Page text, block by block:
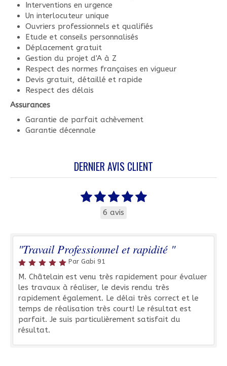
Interventions en urgence
Un interlocuteur unique
Ouvriers professionnels et qualifiés
Etude et conseils personnalisés
Déplacement gratuit
Gestion du projet d'A à Z
Respect des normes françaises en vigueur
Devis gratuit, détaillé et rapide
Respect des délais
Assurances
Garantie de parfait achèvement
Garantie décennale
DERNIER AVIS CLIENT
6 avis
"Travail Professionnel et rapidité "
Par Gabi 91
M. Châtelain est venu très rapidement pour évaluer
les travaux à réaliser, le devis rendu très
rapidement également. Le délai très correct et le
temps de réalisation très court! Le résultat est
parfait. Je suis particulièrement satisfait du
résultat.